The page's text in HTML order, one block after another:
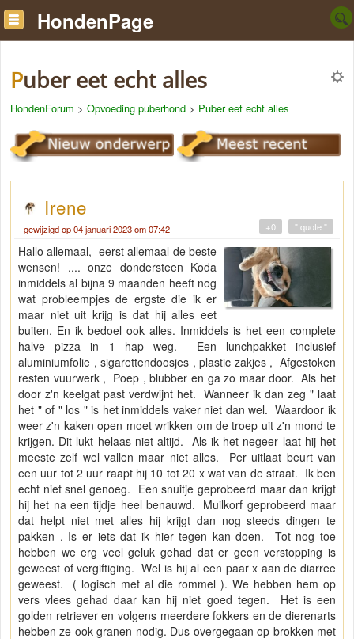
HondenPage
Puber eet echt alles
HondenForum > Opvoeding puberhond > Puber eet echt alles
Irene
gewijzigd op 04 januari 2023 om 07:42 " quote "
+0
Hallo allemaal, eerst allemaal de beste
wensen! .... onze dondersteen Koda
inmiddels al bijna 9 maanden heeft nog
wat probleempjes de ergste die ik er
maar niet uit krijg is dat hij alles eet
buiten. En ik bedoel ook alles. Inmiddels is het een complete
halve pizza in 1 hap weg. Een lunchpakket inclusief
aluminiumfolie , sigarettendoosjes , plastic zakjes , Afgestoken
resten vuurwerk , Poep , blubber en ga zo maar door. Als het
door z'n keelgat past verdwijnt het. Wanneer ik dan zeg " laat
het " of " los " is het inmiddels vaker niet dan wel. Waardoor ik
weer z'n kaken open moet wrikken om de troep uit z'n mond te
krijgen. Dit lukt helaas niet altijd. Als ik het negeer laat hij het
meeste zelf wel vallen maar niet alles. Per uitlaat beurt van
een uur tot 2 uur raapt hij 10 tot 20 x wat van de straat. Ik ben
echt niet snel genoeg. Een snuitje geprobeerd maar dan krijgt
hij het na een tijdje heel benauwd. Muilkorf geprobeerd maar
dat helpt niet met alles hij krijgt dan nog steeds dingen te
pakken . Is er iets dat ik hier tegen kan doen. Tot nog toe
hebben we erg veel geluk gehad dat er geen verstopping is
geweest of vergiftiging. Wel is hij al een paar x aan de diarree
geweest. ( logisch met al die rommel ). We hebben hem op
vers vlees gehad daar kan hij niet goed tegen. Het is een
golden retriever en volgens meerdere fokkers en de dierenarts
hebben ze ook granen nodig. Dus overgegaan op brokken met